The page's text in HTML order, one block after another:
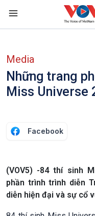
Nhảy đến nội dung
Media
Những trang
Miss Universe
Facebook
(VOV5) -84 thí sinh
phần trình trình diễn
diễn hiện đại và sự cổ